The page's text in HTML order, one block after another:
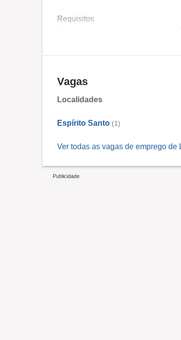
Requisitos
Organização, proatividade e
Salário compatível com o mercado.
Benefícios Vale transporte, plano de
Vagas
Localidades
Espírito Santo (1)
Ver todas as vagas de emprego de